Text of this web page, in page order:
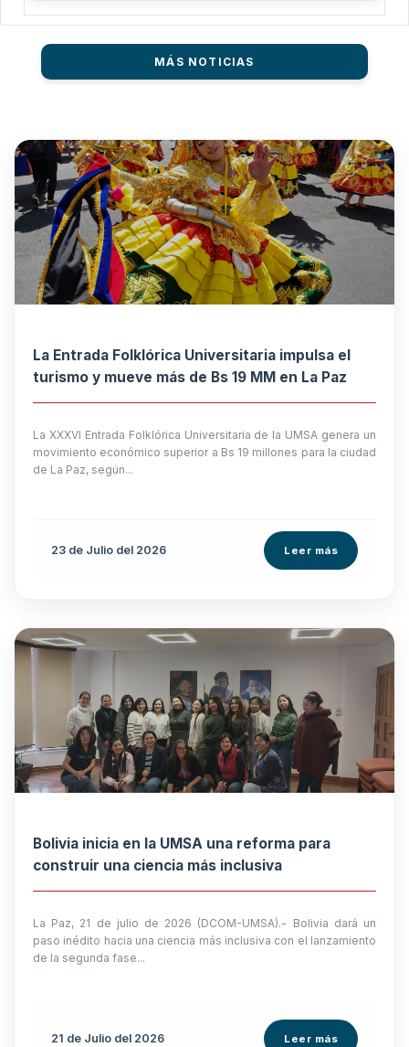
MÁS NOTICIAS
La Entrada Folklórica Universitaria impulsa el
turismo y mueve más de Bs 19 MM en La Paz
La XXXVI Entrada Folklórica Universitaria de la UMSA genera un
movimiento económico superior a Bs 19 millones para la ciudad
de La Paz, según...
23 de Julio del 2026 Leer más
Bolivia inicia en la UMSA una reforma para
construir una ciencia más inclusiva
La Paz, 21 de julio de 2026 (DCOM-UMSA).- Bolivia dará un
paso inédito hacia una ciencia más inclusiva con el lanzamiento
de la segunda fase...
21 de Julio del 2026 Leer más